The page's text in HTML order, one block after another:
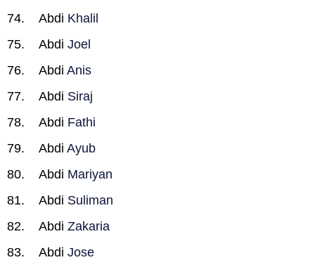
Abdi Khalil
Abdi Joel
Abdi Anis
Abdi Siraj
Abdi Fathi
Abdi Ayub
Abdi Mariyan
Abdi Suliman
Abdi Zakaria
Abdi Jose